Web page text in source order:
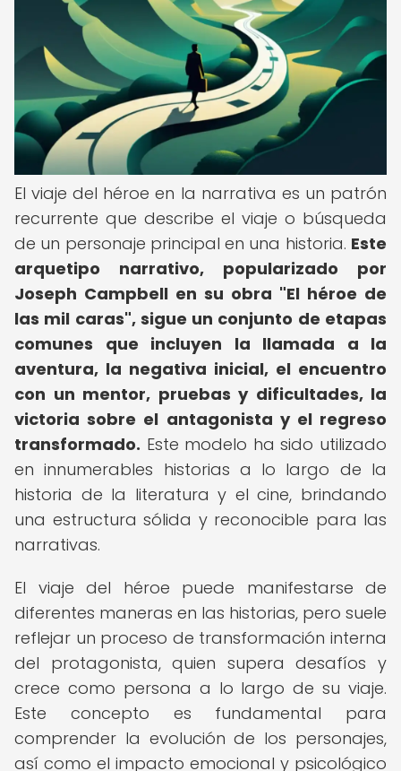
El viaje del héroe en la narrativa es un patrón
recurrente que describe el viaje o búsqueda
de un personaje principal en una historia. Este
arquetipo narrativo, popularizado por
Joseph Campbell en su obra "El héroe de
las mil caras", sigue un conjunto de etapas
comunes que incluyen la llamada a la
aventura, la negativa inicial, el encuentro
con un mentor, pruebas y dificultades, la
victoria sobre el antagonista y el regreso
transformado. Este modelo ha sido utilizado
en innumerables historias a lo largo de la
historia de la literatura y el cine, brindando
una estructura sólida y reconocible para las
narrativas.
El viaje del héroe puede manifestarse de
diferentes maneras en las historias, pero suele
reflejar un proceso de transformación interna
del protagonista, quien supera desafíos y
crece como persona a lo largo de su viaje.
Este concepto es fundamental para
comprender la evolución de los personajes,
así como el impacto emocional y psicológico